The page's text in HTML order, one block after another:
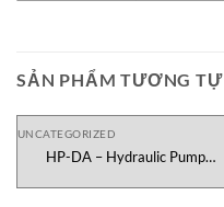
SẢN PHẨM TƯƠNG TỰ
UNCATEGORIZED
HP-DA – Hydraulic Pump